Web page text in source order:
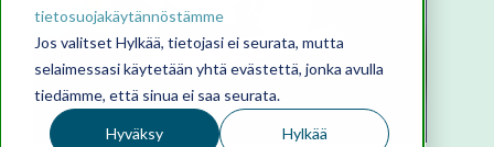
tietosuojakäytännöstämme
Jos valitset Hylkää, tietojasi ei seurata, mutta
selaimessasi käytetään yhtä evästettä, jonka avulla
tiedämme, että sinua ei saa seurata.
Hyväksy Hylkää